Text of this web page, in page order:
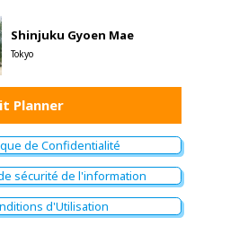
Shinjuku Gyoen Mae
Tokyo
Planner
de Confidentialité
sécurité de l'information
d'Utilisation